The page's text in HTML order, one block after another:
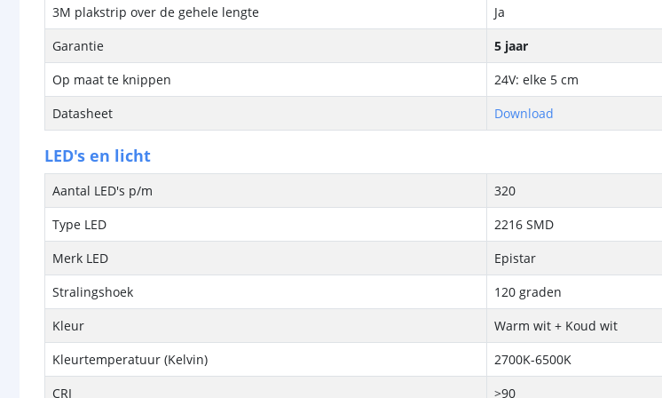
3M plakstrip over de gehele lengte
Ja
Garantie
5 jaar
Op maat te knippen
24V: elke 5 cm
Datasheet
Download
LED's en licht
Aantal LED's p/m
320
Type LED
2216 SMD
Merk LED
Epistar
Stralingshoek
120 graden
Kleur
Warm wit + Koud wit
Kleurtemperatuur (Kelvin)
2700K-6500K
CRI
>90